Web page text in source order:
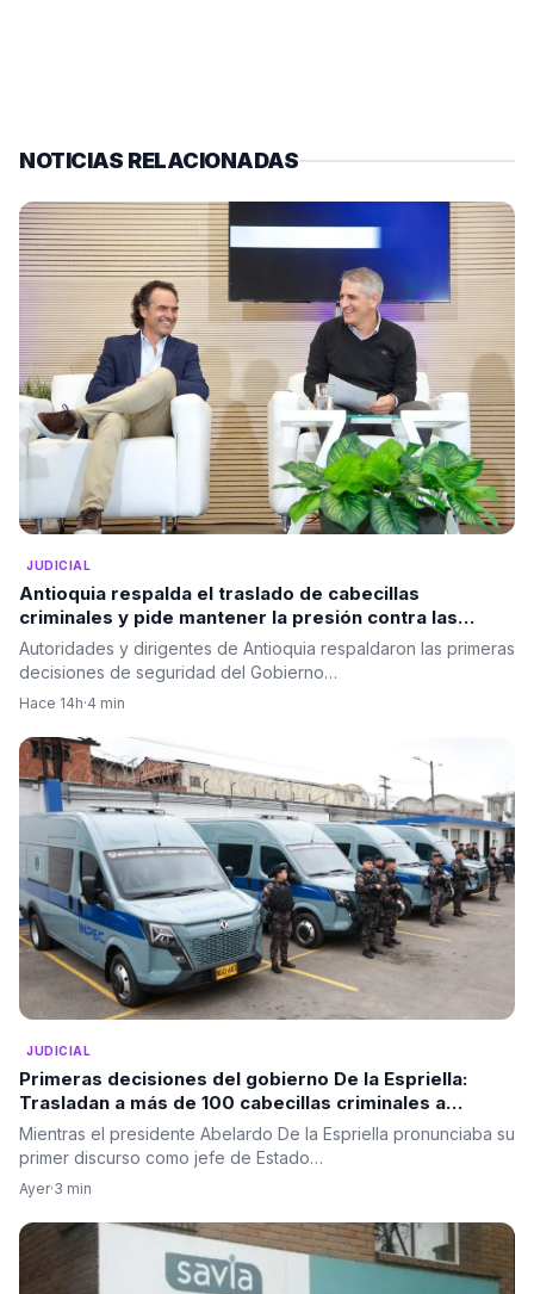
NOTICIAS RELACIONADAS
JUDICIAL
Antioquia respalda el traslado de cabecillas
criminales y pide mantener la presión contra las
estructuras ilegales
Autoridades y dirigentes de Antioquia respaldaron las primeras
decisiones de seguridad del Gobierno…
Hace 14h·4 min
JUDICIAL
Primeras decisiones del gobierno De la Espriella:
Trasladan a más de 100 cabecillas criminales a
cárceles de máxima seguridad
Mientras el presidente Abelardo De la Espriella pronunciaba su
primer discurso como jefe de Estado…
Ayer·3 min